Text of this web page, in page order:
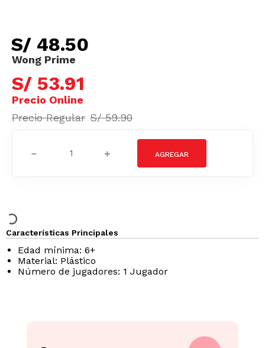
S/ 48.50
S/ 53.91
S/ 59.90
＋
－
Características Principales
Edad mínima: 6+
Material: Plástico
Número de jugadores: 1 Jugador